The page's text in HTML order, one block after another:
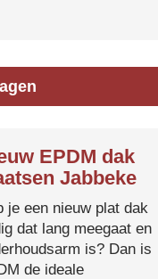
EPDM dak
Jabbeke
je een nieuw plat dak
dat lang meegaat en
is? Dan is
de ideale